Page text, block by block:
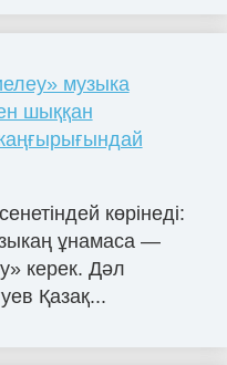
музыка
шыққан
көрінеді:
ұнамаса —
керек. Дәл
Қазақ...